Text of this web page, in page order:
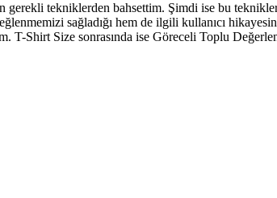
tekniklerden bahsettim. Şimdi ise bu
sağladığı hem de ilgili kullanıcı
T-Shirt Size sonrasında ise Göreceli Toplu